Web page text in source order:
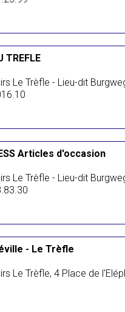
TREFLE
Le Trèfle - Lieu-dit
Articles d'occasion
Le Trèfle - Lieu-dit
- Le Trèfle
Le Trèfle, 4 Place de